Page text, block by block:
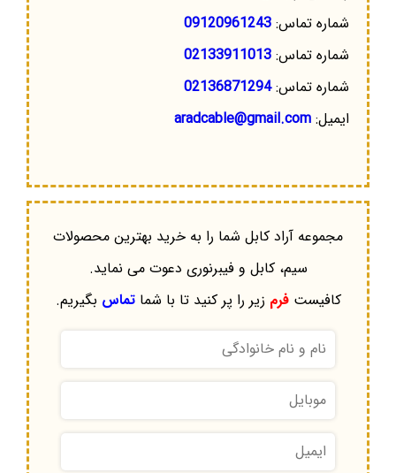
شماره تماس: 09120961243
شماره تماس: 02133911013
شماره تماس:02136871294
ایمیل: aradcable@gmail.com
مجموعه آراد کابل شما را به خرید بهترین محصولات
سیم، کابل و فیبرنوری دعوت می نماید.
کافیستفرم زیر را پر کنید تا با شماتماس بگیریم.